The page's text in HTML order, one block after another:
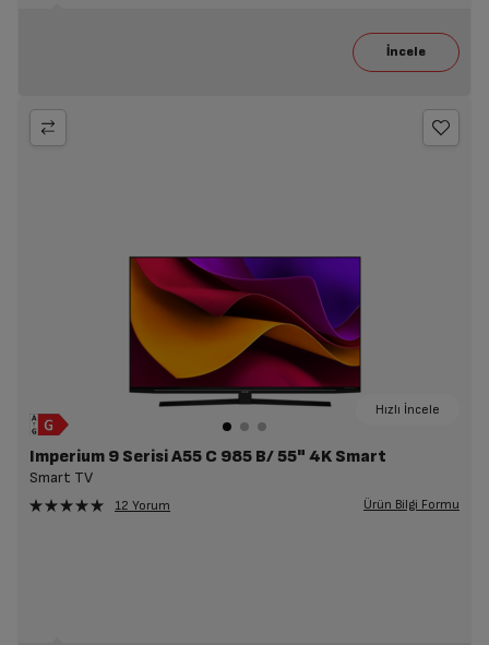
Hızlı İncele
Imperium 9 Serisi A55 C 985 B/ 55" 4K Smart
Smart TV
12 Yorum Ürün Bilgi Formu